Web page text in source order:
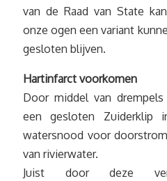
van de Raad van State
onze ogen een variant
gesloten blijven.
Hartinfarct voorkomen
Door middel van
een gesloten Zuiderklip
watersnood voor
van rivierwater.
Juist door deze